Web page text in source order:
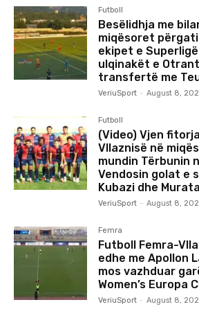
Futboll
Besëlidhja me
miqësoret
ekipet e
ulqinakët e
transfertë me
VeriuSport - August 8,
Futboll
(Video) Vjen
Vllaznisë në
mundin Tërbunin
Vendosin golat e
Kubazi dhe
VeriuSport - August 8,
Femra
Futboll Femra-
edhe me Apollon
mos vazhduar
Women’s Europa
VeriuSport - August 8,